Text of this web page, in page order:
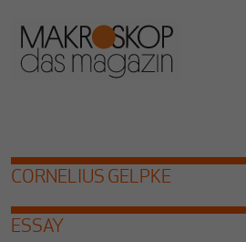
CORNELIUS GELPKE
ESSAY